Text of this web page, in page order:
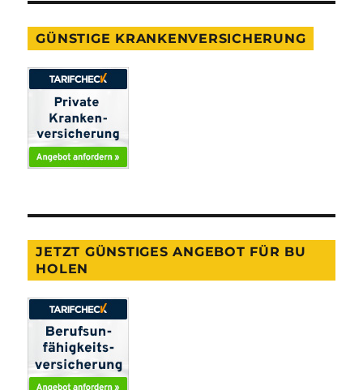
GÜNSTIGE KRANKENVERSICHERUNG
JETZT GÜNSTIGES ANGEBOT FÜR BU
HOLEN